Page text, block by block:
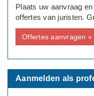
Deadline: Graag zo
Plaats uw aanvraag
offertes van juristen.
Offertes aanvragen »
Aanmelden als